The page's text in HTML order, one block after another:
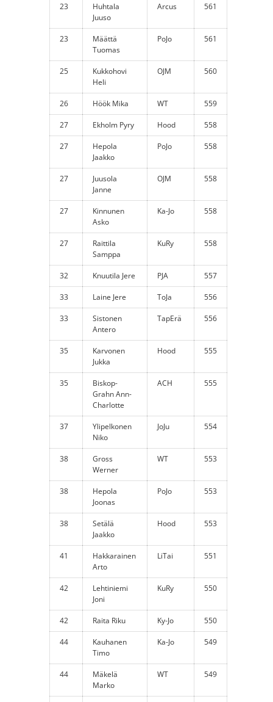
23
Huhtala
Juuso
Arcus 561
23
Määttä
Tuomas
PoJo 561
25
Kukkohovi
Heli
OJM 560
26 Höök Mika WT 559
27 Ekholm Pyry Hood 558
27
Hepola
Jaakko
PoJo 558
27
Juusola
Janne
OJM 558
27
Kinnunen
Asko
Ka-Jo 558
27
Raittila
Samppa
KuRy 558
32 Knuutila Jere PJA 557
33 Laine Jere ToJa 556
33
Sistonen
Antero
TapErä 556
35
Karvonen
Jukka
Hood 555
35
Biskop-
Grahn Ann-
Charlotte
ACH 555
37
Ylipelkonen
Niko
JoJu 554
38
Gross
Werner
WT 553
38
Hepola
Joonas
PoJo 553
38
Setälä
Jaakko
Hood 553
41
Hakkarainen
Arto
LiTai 551
42
Lehtiniemi
Joni
KuRy 550
42 Raita Riku Ky-Jo 550
44
Kauhanen
Timo
Ka-Jo 549
44
Mäkelä
Marko
WT 549